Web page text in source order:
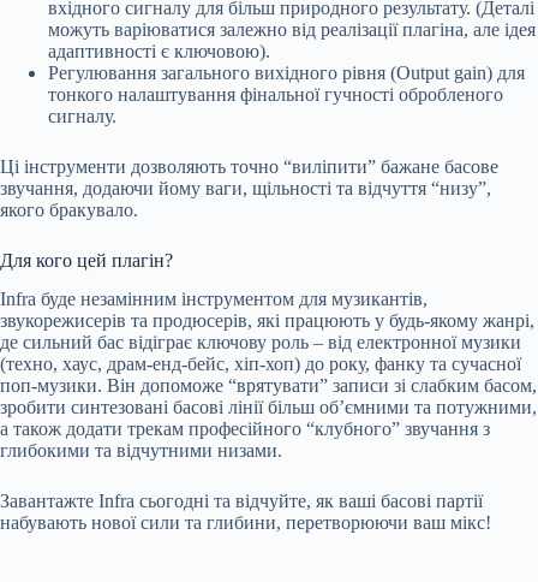
вхідного сигналу для більш природного результату. (Деталі
можуть варіюватися залежно від реалізації плагіна, але ідея
адаптивності є ключовою).
Регулювання загального вихідного рівня (Output gain) для
тонкого налаштування фінальної гучності обробленого
сигналу.
Ці інструменти дозволяють точно “виліпити” бажане басове
звучання, додаючи йому ваги, щільності та відчуття “низу”,
якого бракувало.
Для кого цей плагін?
Infra буде незамінним інструментом для музикантів,
звукорежисерів та продюсерів, які працюють у будь-якому жанрі,
де сильний бас відіграє ключову роль – від електронної музики
(техно, хаус, драм-енд-бейс, хіп-хоп) до року, фанку та сучасної
поп-музики. Він допоможе “врятувати” записи зі слабким басом,
зробити синтезовані басові лінії більш об’ємними та потужними,
а також додати трекам професійного “клубного” звучання з
глибокими та відчутними низами.
Завантажте Infra сьогодні та відчуйте, як ваші басові партії
набувають нової сили та глибини, перетворюючи ваш мікс!